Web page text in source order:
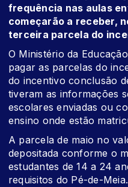
frequência nas aulas
começarão a receber,
terceira parcela do
O Ministério da
pagar as parcelas do
do incentivo conclusão
tiveram as informações
escolares enviadas ou
ensino onde estão
A parcela de maio no
depositada conforme o
estudantes de 14 a 24
requisitos do Pé-de-Meia.